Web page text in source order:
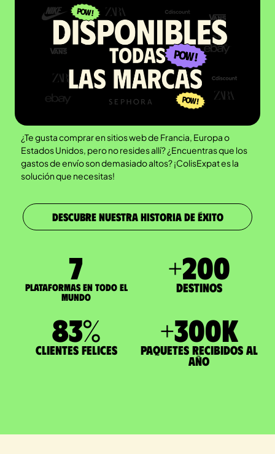
¿Te gusta comprar en sitios web de Francia, Europa o
Estados Unidos, pero no resides allí? ¿Encuentras que los
gastos de envío son demasiado altos? ¡ColisExpat es la
solución que necesitas!
DESCUBRE NUESTRA HISTORIA DE ÉXITO
7
Plataformas en todo el
mundo
+200
Destinos
83%
Clientes felices
+300K
paquetes recibidos al
año